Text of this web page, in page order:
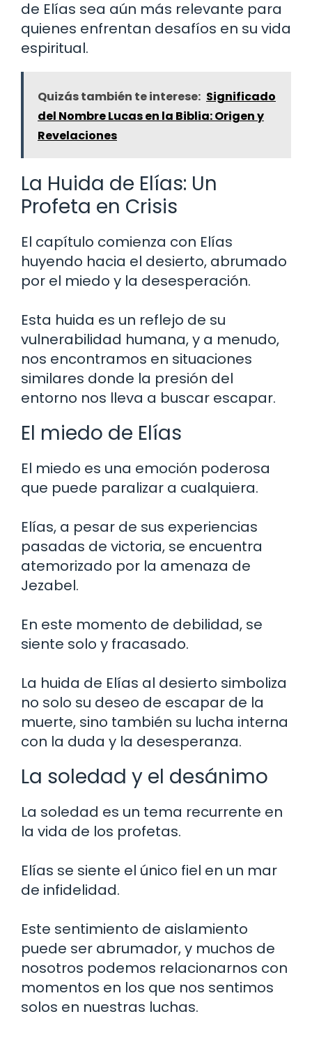
de Elías sea aún más relevante para
quienes enfrentan desafíos en su vida
espiritual.
Quizás también te interese: Significado
del Nombre Lucas en la Biblia: Origen y
Revelaciones
La Huida de Elías: Un
Profeta en Crisis
El capítulo comienza con Elías
huyendo hacia el desierto, abrumado
por el miedo y la desesperación.
Esta huida es un reflejo de su
vulnerabilidad humana, y a menudo,
nos encontramos en situaciones
similares donde la presión del
entorno nos lleva a buscar escapar.
El miedo de Elías
El miedo es una emoción poderosa
que puede paralizar a cualquiera.
Elías, a pesar de sus experiencias
pasadas de victoria, se encuentra
atemorizado por la amenaza de
Jezabel.
En este momento de debilidad, se
siente solo y fracasado.
La huida de Elías al desierto simboliza
no solo su deseo de escapar de la
muerte, sino también su lucha interna
con la duda y la desesperanza.
La soledad y el desánimo
La soledad es un tema recurrente en
la vida de los profetas.
Elías se siente el único fiel en un mar
de infidelidad.
Este sentimiento de aislamiento
puede ser abrumador, y muchos de
nosotros podemos relacionarnos con
momentos en los que nos sentimos
solos en nuestras luchas.